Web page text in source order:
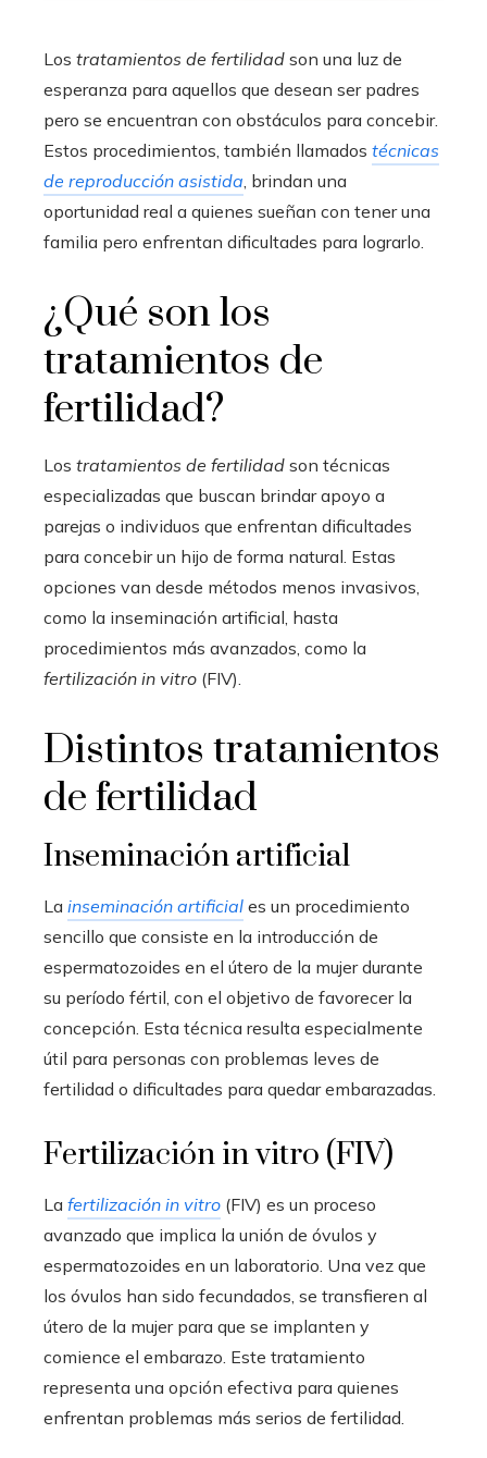
Los tratamientos de fertilidad son una luz de
esperanza para aquellos que desean ser padres
pero se encuentran con obstáculos para concebir.
Estos procedimientos, también llamados técnicas
de reproducción asistida, brindan una
oportunidad real a quienes sueñan con tener una
familia pero enfrentan dificultades para lograrlo.
¿Qué son los
tratamientos de
fertilidad?
Los tratamientos de fertilidad son técnicas
especializadas que buscan brindar apoyo a
parejas o individuos que enfrentan dificultades
para concebir un hijo de forma natural. Estas
opciones van desde métodos menos invasivos,
como la inseminación artificial, hasta
procedimientos más avanzados, como la
fertilización in vitro (FIV).
Distintos tratamientos
de fertilidad
Inseminación artificial
La inseminación artificial es un procedimiento
sencillo que consiste en la introducción de
espermatozoides en el útero de la mujer durante
su período fértil, con el objetivo de favorecer la
concepción. Esta técnica resulta especialmente
útil para personas con problemas leves de
fertilidad o dificultades para quedar embarazadas.
Fertilización in vitro (FIV)
La fertilización in vitro (FIV) es un proceso
avanzado que implica la unión de óvulos y
espermatozoides en un laboratorio. Una vez que
los óvulos han sido fecundados, se transfieren al
útero de la mujer para que se implanten y
comience el embarazo. Este tratamiento
representa una opción efectiva para quienes
enfrentan problemas más serios de fertilidad.